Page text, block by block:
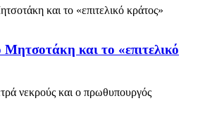
και το «επιτελικό